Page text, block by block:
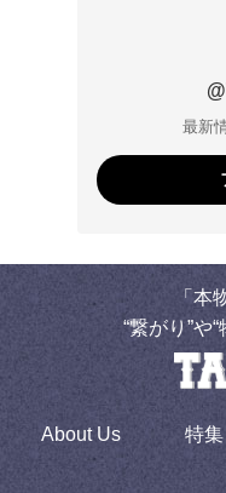
最新
「本
“繋がり”や
About Us 特集